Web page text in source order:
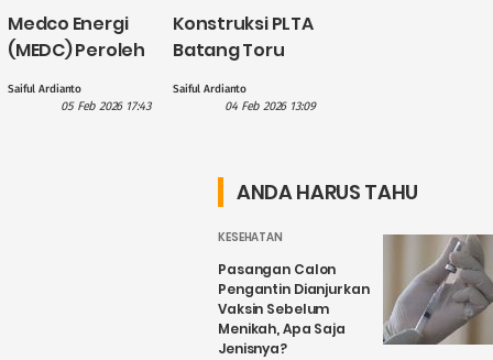
Medco Energi
(MEDC) Peroleh
Miliar untuk
Saiful Ardianto
05 Feb 2026 17:43
Konstruksi PLTA
Batang Toru
Perombakan,
Saiful Ardianto
04 Feb 2026 13:09
ANDA HARUS TAHU
KESEHATAN
Pasangan Calon
Pengantin Dianjurkan
Vaksin Sebelum
Menikah, Apa Saja
Jenisnya?